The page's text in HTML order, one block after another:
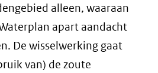
alleen, waaraan
apart aandacht
De wisselwerking gaat
van) de zoute